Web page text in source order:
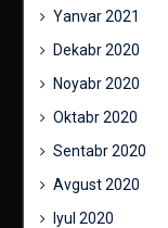
Yanvar 2021
Dekabr 2020
Noyabr 2020
Oktabr 2020
Sentabr 2020
Avgust 2020
Iyul 2020